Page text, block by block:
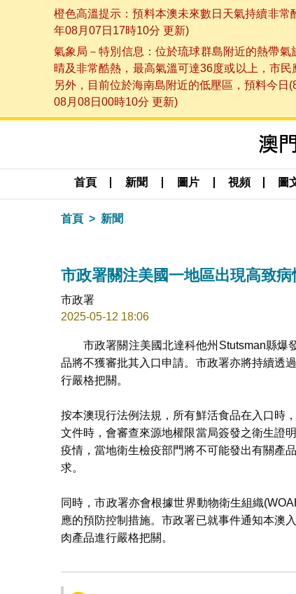
橙色高溫提示：預料本澳未來數日天氣持續非
年08月07日17時10分 更新)
氣象局－特別信息：位於琉球群島附近的熱帶
晴及非常酷熱，最高氣溫可達36度或以上，市
另外，目前位於海南島附近的低壓區，預料今
08月08日00時10分 更新)
首頁 新聞 圖片 視頻 圖
首頁 新聞
市政署關注美國一地區出現高致
市政署
2025-05-12 18:06
市政署關注美國北達科他州Stutsman縣爆
品將不獲審批其入口申請。市政署亦將持續透
行嚴格把關。
按本澳現行法例法規，所有鮮活食品在入口時
文件時，會審查來源地權限當局簽發之衛生證
疫情，當地衛生檢疫部門將不可能發出有關產
求。
同時，市政署亦會根據世界動物衛生組織
應的預防控制措施。市政署已就事件通知本澳
肉產品進行嚴格把關。​​